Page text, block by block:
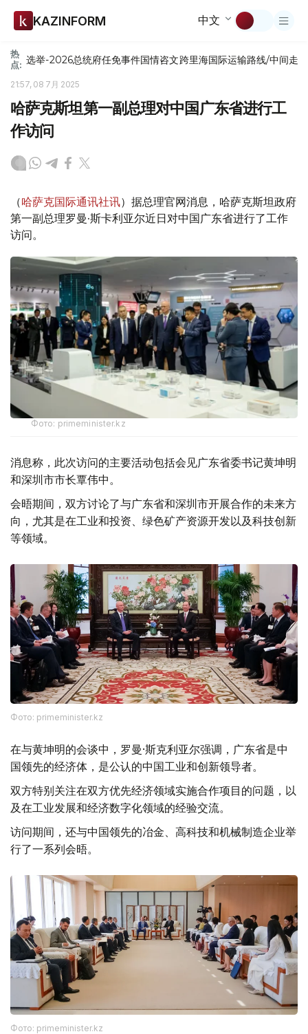
KAZINFORM 中文
热
点: 选举-2026总统府任免事件国情咨文跨里海国际运输路线/中间走廊
21:57, 08 7月 2025
哈萨克斯坦第一副总理对中国广东省进行工
作访问
（哈萨克国际通讯社讯）据总理官网消息，哈萨克斯坦政府
第一副总理罗曼·斯卡利亚尔近日对中国广东省进行了工作
访问。
Фото: primeminister.kz
消息称，此次访问的主要活动包括会见广东省委书记黄坤明
和深圳市市长覃伟中。
会晤期间，双方讨论了与广东省和深圳市开展合作的未来方
向，尤其是在工业和投资、绿色矿产资源开发以及科技创新
等领域。
Фото: primeminister.kz
在与黄坤明的会谈中，罗曼·斯克利亚尔强调，广东省是中
国领先的经济体，是公认的中国工业和创新领导者。
双方特别关注在双方优先经济领域实施合作项目的问题，以
及在工业发展和经济数字化领域的经验交流。
访问期间，还与中国领先的冶金、高科技和机械制造企业举
行了一系列会晤。
Фото: primeminister.kz